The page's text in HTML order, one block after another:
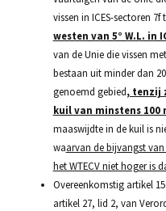
vissen in ICES-sectoren
westen van 5° W.L. in
van de Unie die vissen
bestaan uit minder dan
genoemd gebied, tenzij
kuil van minstens 100
maaswijdte in de kuil is
waarvan de bijvangst
het WTECV niet hoger is
Overeenkomstig artikel
artikel 27, lid 2, van